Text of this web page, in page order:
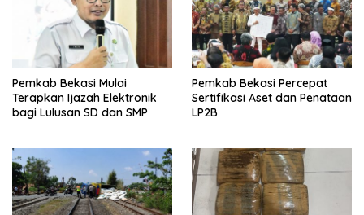
Pemkab Bekasi Mulai
Terapkan Ijazah Elektronik
bagi Lulusan SD dan SMP
Pemkab Bekasi Percepat
Sertifikasi Aset dan Penataan
LP2B